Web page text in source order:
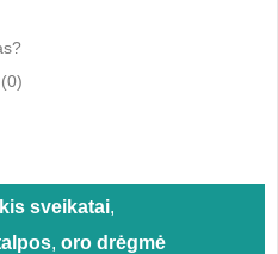
0)
sveikatai,
, oro drėgmė